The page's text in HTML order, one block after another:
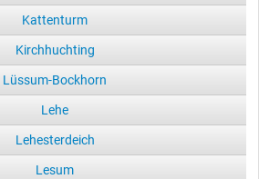
Kattenturm
Kirchhuchting
Lüssum-Bockhorn
Lehe
Lehesterdeich
Lesum